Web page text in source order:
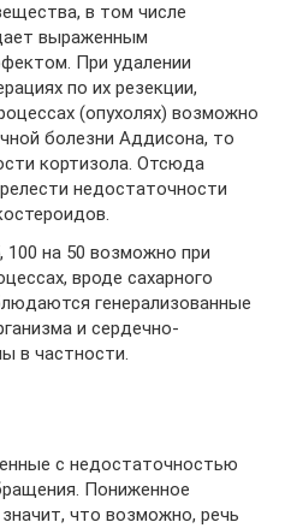
в том числе
выраженным
При удалении
по их резекции,
(опухолях) возможно
болезни Аддисона, то
кортизола. Отсюда
недостаточности
100 на 50 возможно при
вроде сахарного
генерализованные
и сердечно-
в частности.
с недостаточностью
Пониженное
что возможно, речь